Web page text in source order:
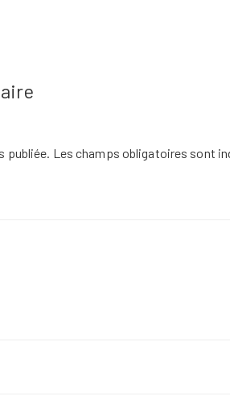
publiée. Les champs obligatoires sont